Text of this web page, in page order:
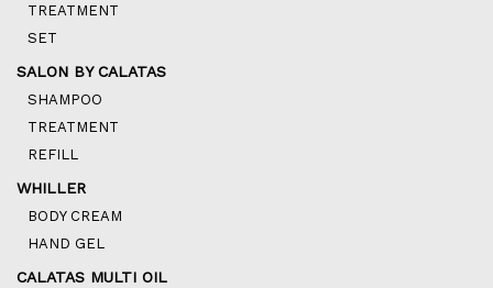
TREATMENT
SET
SALON BY CALATAS
SHAMPOO
TREATMENT
REFILL
WHILLER
BODY CREAM
HAND GEL
CALATAS MULTI OIL